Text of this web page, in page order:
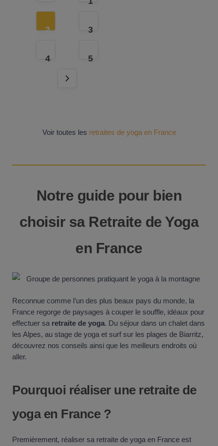
2 3
4 5
Voir toutes les retraites de yoga en France
Notre guide pour bien
choisir sa Retraite de Yoga
en France
Reconnue comme l’un des plus beaux pays du monde, la
France regorge de paysages à couper le souffle, idéaux pour
effectuer sa retraite de yoga. Du séjour dans un chalet dans
les Alpes, au stage de yoga et surf sur les plages de Biarritz,
découvrez nos conseils ainsi que les meilleurs endroits où
aller.
Pourquoi réaliser une retraite de
yoga en France ?
Premièrement, réaliser sa retraite de yoga en France est